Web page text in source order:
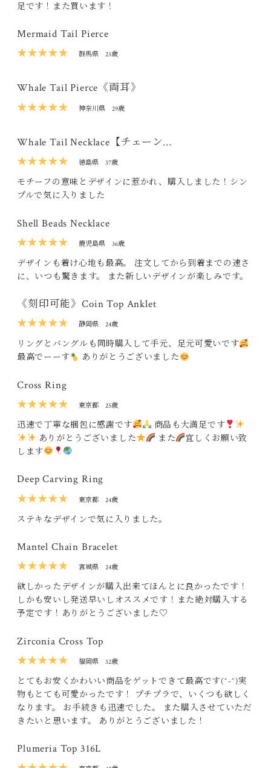
足です！また買います！
Mermaid Tail Pierce
★★★★★
群馬県 23歳
Whale Tail Pierce《両耳》
★★★★★
神奈川県 29歳
Whale Tail Necklace【チェーン…
★★★★★
徳島県 37歳
モチーフの意味とデザインに惹かれ、購入しました！シン
プルで気に入りました
Shell Beads Necklace
★★★★★
鹿児島県 36歳
デザインも着け心地も最高。 注文してから到着までの速さ
に、いつも驚きます。 また新しいデザインが楽しみです。
《刻印可能》Coin Top Anklet
★★★★★
静岡県 24歳
リングとバングルも同時購入して手元、足元可愛いです
最高でーーす
ありがとうございました
Cross Ring
★★★★★
東京都 25歳
迅速で丁寧な梱包に感謝です
商品も大満足です
ありがとうございました
また
宜しくお願い致
します
Deep Carving Ring
★★★★★
東京都 24歳
ステキなデザインで気に入りました。
Mantel Chain Bracelet
★★★★★
宮城県 24歳
欲しかったデザインが購入出来てほんとに良かったです！
しかも安いし発送早いしオススメです！また絶対購入する
予定です！ありがとうございました♡
Zirconia Cross Top
★★★★★
福岡県 32歳
とてもお安くかわいい商品をゲットできて最高です(^-^)実
物もとても可愛かったです！ プチプラで、いくつも欲しく
なります。 お手続きも迅速でした。 また購入させていただ
きたいと思います。 ありがとうございました！
Plumeria Top 316L